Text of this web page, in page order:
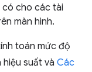
cho các tài
màn hình.
toán mức độ
suất và Các